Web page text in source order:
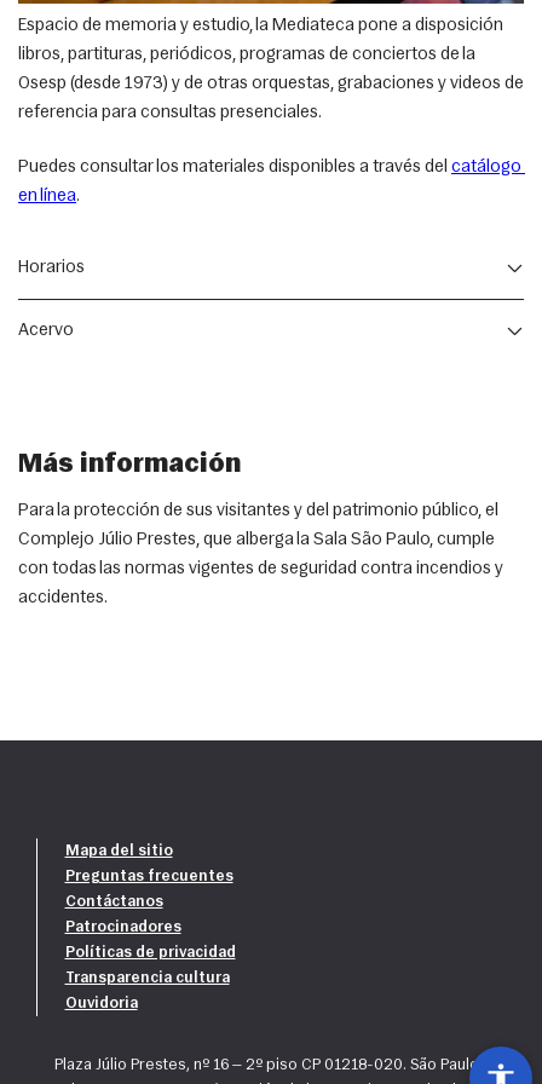
Espacio de memoria y estudio, la Mediateca pone a disposición
libros, partituras, periódicos, programas de conciertos de la
Osesp (desde 1973) y de otras orquestas, grabaciones y videos de
referencia para consultas presenciales.
Puedes consultar los materiales disponibles a través del catálogo
en línea.
Horarios
Atención: de lunes a viernes, de 9h a 18h (excepto festivos y feriados).
Acervo
donados (libros, tesis, discos...) son catalogados y están disponibles
Más información
Para la protección de sus visitantes y del patrimonio público, el
Complejo Júlio Prestes, que alberga la Sala São Paulo, cumple
con todas las normas vigentes de seguridad contra incendios y
accidentes.
Mapa del sitio
Preguntas frecuentes
Contáctanos
Patrocinadores
Políticas de privacidad
Transparencia cultura
Ouvidoria
Plaza Júlio Prestes, nº 16 — 2º piso CP 01218-020. São Paulo, SP